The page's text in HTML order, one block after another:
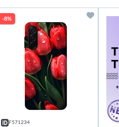
-8%
F571234